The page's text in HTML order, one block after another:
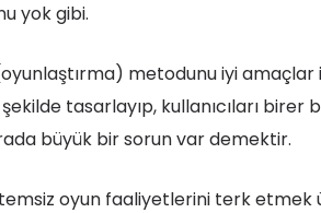
yok gibi.
metodunu iyi amaçlar
tasarlayıp, kullanıcıları birer
büyük bir sorun var demektir.
oyun faaliyetlerini terk etmek